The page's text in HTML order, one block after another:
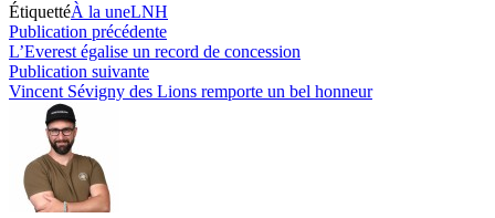
ÉtiquettéÀ la uneLNH
Navigation
de
l’article
Publication précédentePublication
précédente :
L’Everest égalise un record de concession
Publication suivantePublication
suivante :
Vincent Sévigny des Lions remporte un bel honneur